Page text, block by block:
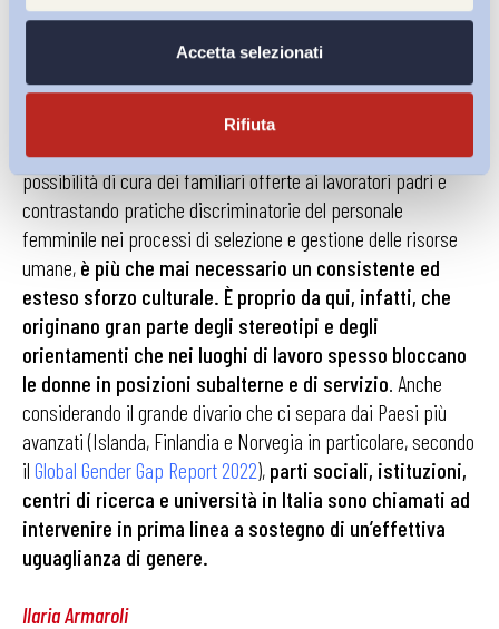
Accetta selezionati
Rifiuta
Sviluppo Sostenibile nel suo Obiettivo 5), e suscettibile di
benessere e della giustizia sociale ma anche in termini di
competitività e performance. Tuttavia, per orientare il
comportamento delle organizzazioni verso una reale parità
retributiva e di sviluppo di carriera, anche incrementando le
possibilità di cura dei familiari offerte ai lavoratori padri e
contrastando pratiche discriminatorie del personale
femminile nei processi di selezione e gestione delle risorse
umane, è più che mai necessario un consistente ed
esteso sforzo culturale. È proprio da qui, infatti, che
originano gran parte degli stereotipi e degli
orientamenti che nei luoghi di lavoro spesso bloccano
le donne in posizioni subalterne e di servizio. Anche
considerando il grande divario che ci separa dai Paesi più
avanzati (Islanda, Finlandia e Norvegia in particolare, secondo
il Global Gender Gap Report 2022), parti sociali, istituzioni,
centri di ricerca e università in Italia sono chiamati ad
intervenire in prima linea a sostegno di un’effettiva
uguaglianza di genere.
Ilaria Armaroli